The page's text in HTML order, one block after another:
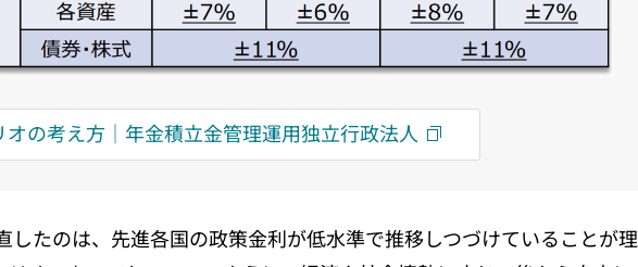
の考え方｜年金積立金管理運用独立行政法人
したのは、先進各国の政策金利が低水準で推移しつづけていることが理